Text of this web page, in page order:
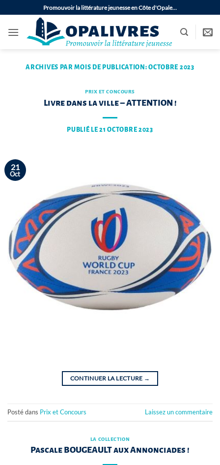
au
contenu
Promouvoir la littérature jeunesse en Côte d'Opale…
ARCHIVES PAR MOIS DE PUBLICATION:OCTOBRE 2023
PRIX ET CONCOURS
Livre dans la ville – ATTENTION !
PUBLIÉ LE21 OCTOBRE 2023
21
Oct
CONTINUER LA LECTURE →
Posté dans Prix et Concours Laissez un commentaire
LA COLLECTION
Pascale BOUGEAULT aux Annonciades !